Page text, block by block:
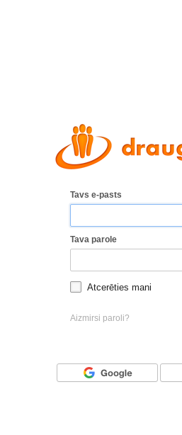
Tavs e-pasts
Tava parole
Atcerēties mani
Aizmirsi paroli?